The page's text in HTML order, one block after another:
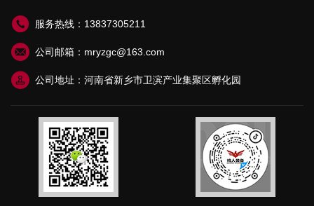
服务热线：13837305211
公司邮箱：mryzgc@163.com
公司地址：河南省新乡市卫滨产业集聚区孵化园